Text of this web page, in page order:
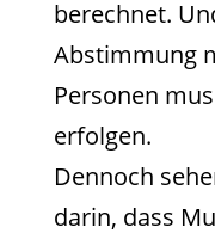
berechnet.
Abstimmung
Personen
erfolgen.
Dennoch
darin, dass